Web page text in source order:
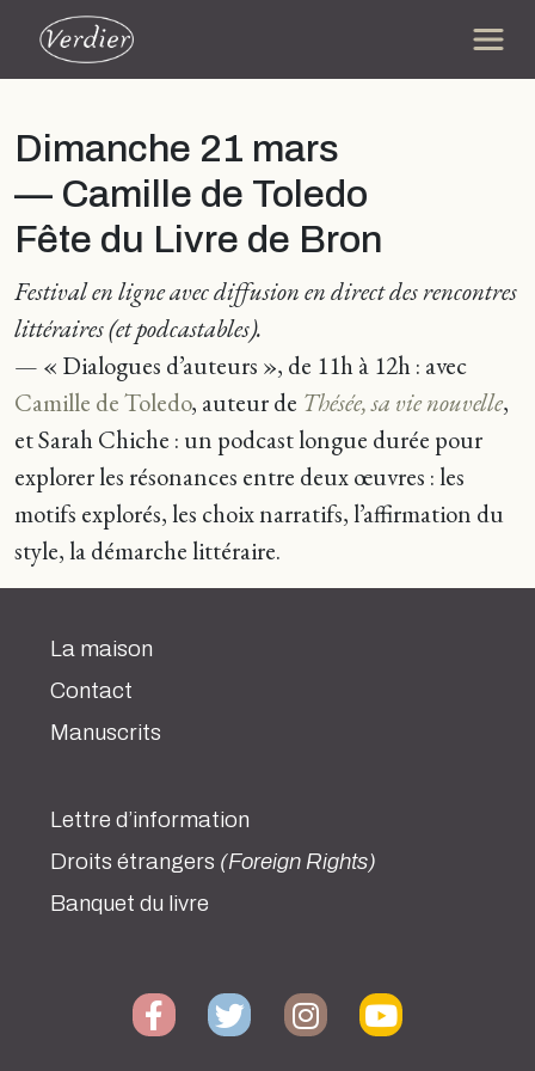
Dimanche 21 mars
— Camille de Toledo
Fête du Livre de Bron
Festival en ligne avec diffusion en direct des rencontres
littéraires (et podcastables).
— « Dialogues d’auteurs », de 11h à 12h : avec
Camille de Toledo, auteur de Thésée, sa vie nouvelle,
et Sarah Chiche : un podcast longue durée pour
explorer les résonances entre deux œuvres : les
motifs explorés, les choix narratifs, l’affirmation du
style, la démarche littéraire.
La maison
Contact
Manuscrits
Lettre d’information
Droits étrangers (Foreign Rights)
Banquet du livre